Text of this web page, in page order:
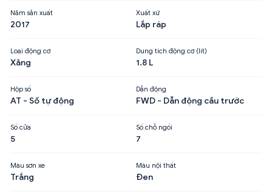
Năm sản xuất
2017
Xuất xứ
Lắp ráp
Loại động cơ
Xăng
Dung tích động cơ (lít)
1.8 L
Hộp số
AT - Số tự động
Dẫn động
FWD - Dẫn động cầu trước
Số cửa
5
Số chỗ ngồi
7
Màu sơn xe
Trắng
Màu nội thất
Đen